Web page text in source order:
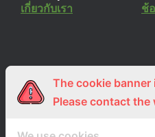
เกี่ยวกับเรา ช้
ร่วมงานกับเรา
สมัครงาน
Lemon
ร้านอ
The cookie
Please contact the